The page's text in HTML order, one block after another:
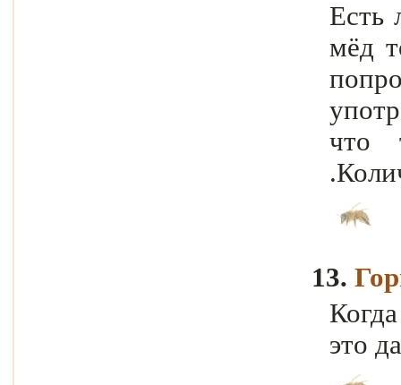
Есть
мёд
что
13.
это